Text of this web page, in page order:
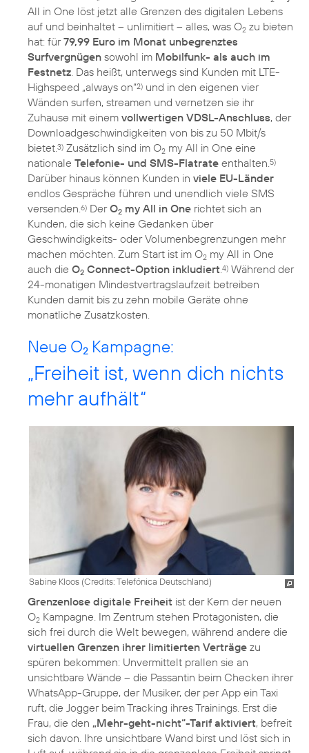
All in One löst jetzt alle Grenzen des digitalen Lebens
auf und beinhaltet – unlimitiert – alles, was O2 zu bieten
hat: für79,99 Euro im Monat unbegrenztes
Surfvergnügen sowohl im Mobilfunk- als auch im
Festnetz . Das heißt, unterwegs sind Kunden mit LTE-
Highspeed „always on“2) und in den eigenen vier
Wänden surfen, streamen und vernetzen sie ihr
Zuhause mit einem vollwertigen VDSL-Anschluss, der
Downloadgeschwindigkeiten von bis zu 50 Mbit/s
bietet. 3) Zusätzlich sind im O2 my All in One eine
nationale Telefonie- und SMS-Flatrate enthalten. 5)
Darüber hinaus können Kunden in viele EU-Länder
endlos Gespräche führen und unendlich viele SMS
versenden. 6) DerO2 my All in One richtet sich an
Kunden, die sich keine Gedanken über
Geschwindigkeits- oder Volumenbegrenzungen mehr
machen möchten. Zum Start ist im O2 my All in One
auch die O2 Connect-Option inkludiert 4) Während der
24-monatigen Mindestvertragslaufzeit betreiben
Kunden damit bis zu zehn mobile Geräte ohne
monatliche Zusatzkosten.
Neue O2 Kampagne:
„Freiheit ist, wenn dich nichts
mehr aufhält“
Sabine Kloos (Credits: Telefónica Deutschland)
Grenzenlose digitale Freiheit ist der Kern der neuen
O2 Kampagne. Im Zentrum stehen Protagonisten, die
sich frei durch die Welt bewegen, während andere die
virtuellen Grenzen ihrer limitierten Verträge zu
spüren bekommen: Unvermittelt prallen sie an
unsichtbare Wände – die Passantin beim Checken ihrer
WhatsApp-Gruppe, der Musiker, der per App ein Taxi
ruft, die Jogger beim Tracking ihres Trainings. Erst die
Frau, die den „Mehr-geht-nicht“-Tarif aktiviert, befreit
sich davon. Ihre unsichtbare Wand birst und löst sich in